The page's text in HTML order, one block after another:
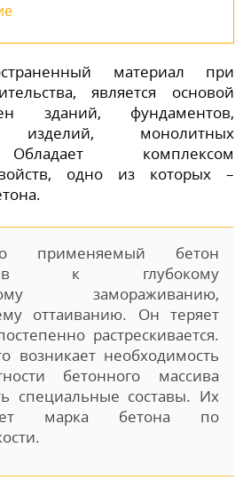
материал при
является основой
зданий, фундаментов,
изделий, монолитных
комплексом
одно из которых –
применяемый бетон
к глубокому
замораживанию,
оттаиванию. Он теряет
растрескивается.
возникает необходимость
бетонного массива
специальные составы. Их
марка бетона по